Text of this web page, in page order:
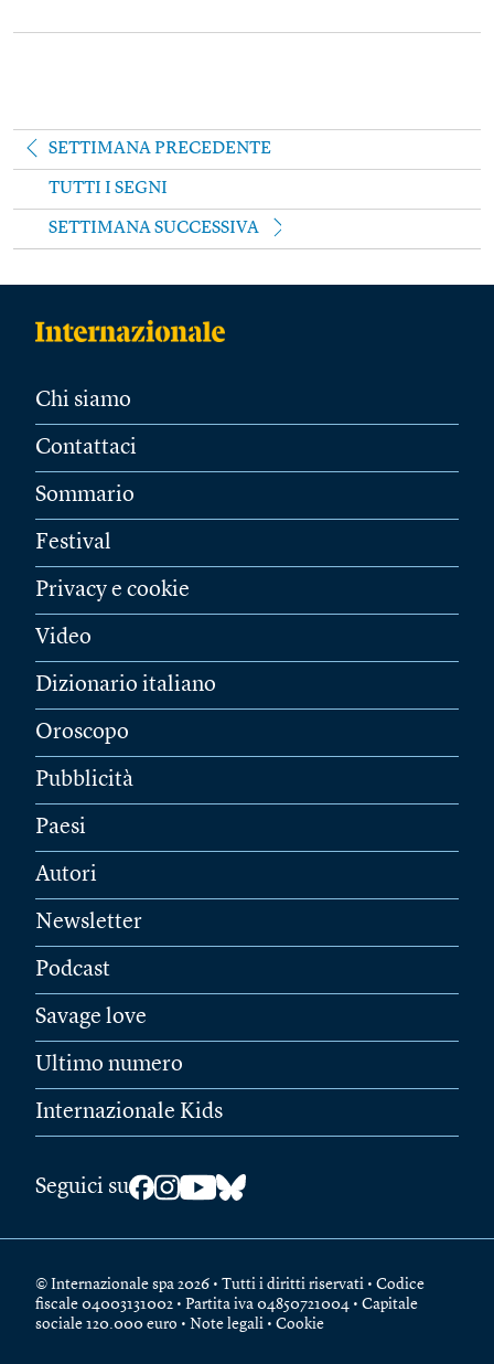
SETTIMANA PRECEDENTE
TUTTI I SEGNI
SETTIMANA SUCCESSIVA
Chi siamo
Contattaci
Sommario
Festival
Privacy e cookie
Video
Dizionario italiano
Oroscopo
Pubblicità
Paesi
Autori
Newsletter
Podcast
Savage love
Ultimo numero
Internazionale Kids
Seguici su
© Internazionale spa 2026 • Tutti i diritti riservati • Codice
fiscale 04003131002 • Partita iva 04850721004 • Capitale
sociale 120.000 euro • Note legali • Cookie